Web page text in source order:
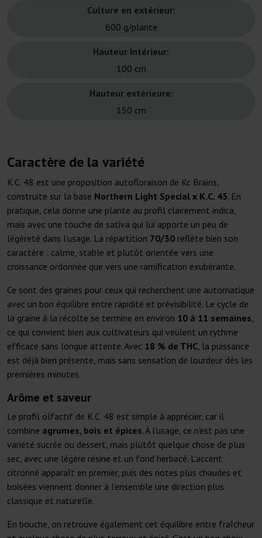
Culture en extérieur:
600 g/plante
Hauteur Intérieur:
100 cm
Hauteur extérieure:
150 cm
Caractère de la variété
K.C. 48 est une proposition autofloraison de Kc Brains,
construite sur la base Northern Light Special x K.C. 45. En
pratique, cela donne une plante au profil clairement indica,
mais avec une touche de sativa qui lui apporte un peu de
légèreté dans l’usage. La répartition 70/30 reflète bien son
caractère : calme, stable et plutôt orientée vers une
croissance ordonnée que vers une ramification exubérante.
Ce sont des graines pour ceux qui recherchent une automatique
avec un bon équilibre entre rapidité et prévisibilité. Le cycle de
la graine à la récolte se termine en environ 10 à 11 semaines,
ce qui convient bien aux cultivateurs qui veulent un rythme
efficace sans longue attente. Avec 18 % de THC, la puissance
est déjà bien présente, mais sans sensation de lourdeur dès les
premières minutes.
Arôme et saveur
Le profil olfactif de K.C. 48 est simple à apprécier, car il
combine agrumes, bois et épices. À l’usage, ce n’est pas une
variété sucrée ou dessert, mais plutôt quelque chose de plus
sec, avec une légère résine et un fond herbacé. L’accent
citronné apparaît en premier, puis des notes plus chaudes et
boisées viennent donner à l’ensemble une direction plus
classique et naturelle.
En bouche, on retrouve également cet équilibre entre fraîcheur